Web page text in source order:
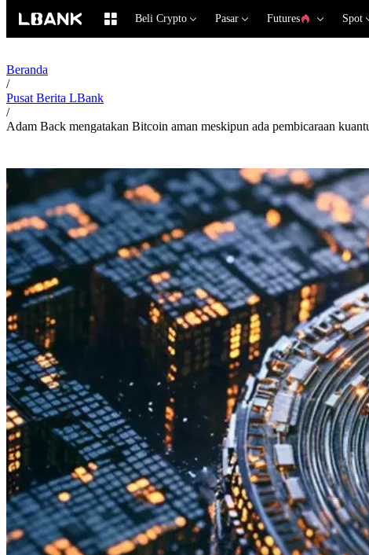
Beli Crypto Pasar Futures Spot
Beranda
/
Pusat Berita LBank
/
Adam Back mengatakan Bitcoin aman meskipun ada pembicaraan